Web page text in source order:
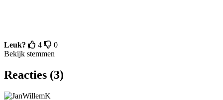
Leuk? 4
0
Bekijk stemmen
Reacties (3)